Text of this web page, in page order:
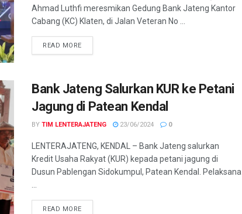
Ahmad Luthfi meresmikan Gedung Bank Jateng Kantor
Cabang (KC) Klaten, di Jalan Veteran No ...
READ MOREDETAILS
Bank Jateng Salurkan KUR ke Petani
Jagung di Patean Kendal
BY TIM LENTERAJATENG 23/06/2024 0
LENTERAJATENG, KENDAL – Bank Jateng salurkan
Kredit Usaha Rakyat (KUR) kepada petani jagung di
Dusun Pablengan Sidokumpul, Patean Kendal. Pelaksana
...
READ MOREDETAILS